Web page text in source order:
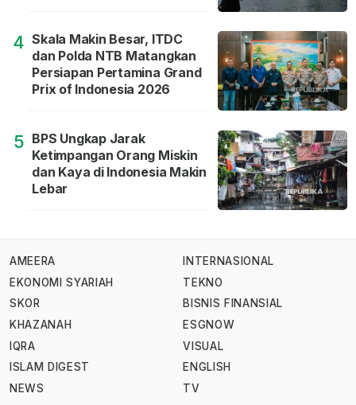
4 Skala Makin Besar, ITDC
dan Polda NTB Matangkan
Persiapan Pertamina Grand
Prix of Indonesia 2026
5 BPS Ungkap Jarak
Ketimpangan Orang Miskin
dan Kaya di Indonesia Makin
Lebar
AMEERA
EKONOMI SYARIAH
SKOR
KHAZANAH
IQRA
ISLAM DIGEST
NEWS
INTERNASIONAL
TEKNO
BISNIS FINANSIAL
ESGNOW
VISUAL
ENGLISH
TV